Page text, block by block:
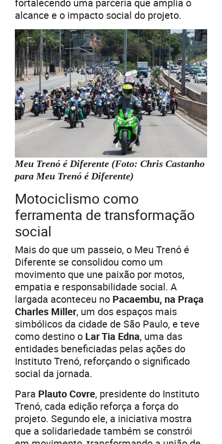
fortalecendo uma parceria que amplia o
alcance e o impacto social do projeto.
Meu Trenó é Diferente (Foto: Chris Castanho
para Meu Trenó é Diferente)
Motociclismo como
ferramenta de transformação
social
Mais do que um passeio, o Meu Trenó é
Diferente se consolidou como um
movimento que une paixão por motos,
empatia e responsabilidade social. A
largada aconteceu no Pacaembu, na Praça
Charles Miller, um dos espaços mais
simbólicos da cidade de São Paulo, e teve
como destino o Lar Tia Edna, uma das
entidades beneficiadas pelas ações do
Instituto Trenó, reforçando o significado
social da jornada.
Para Plauto Covre, presidente do Instituto
Trenó, cada edição reforça a força do
projeto. Segundo ele, a iniciativa mostra
que a solidariedade também se constrói